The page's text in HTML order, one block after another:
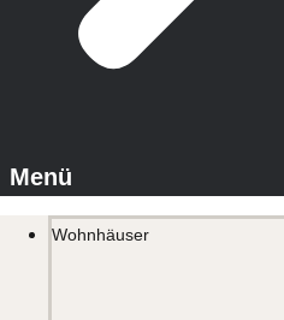
Wohnhäuser